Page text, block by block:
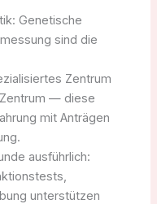
Genetische
sind die
Zentrum
— diese
mit Anträgen
ausführlich:
unterstützen